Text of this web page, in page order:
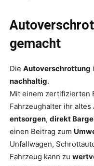
gemacht
Die Autoverschrottung
nachhaltig.
Mit einem zertifizierten
Fahrzeughalter ihr altes
entsorgen, direkt
einen Beitrag zum
Unfallwagen,
Fahrzeug kann zu